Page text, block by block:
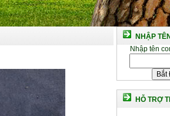
NHẬP
Nhập tên
HỖ TRỢ